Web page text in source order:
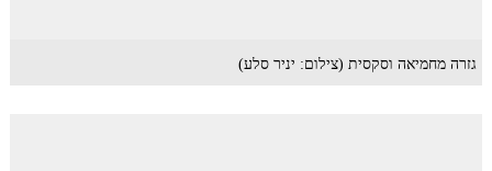
גזרה מחמיאה וסקסית (צילום: יניר סלע)